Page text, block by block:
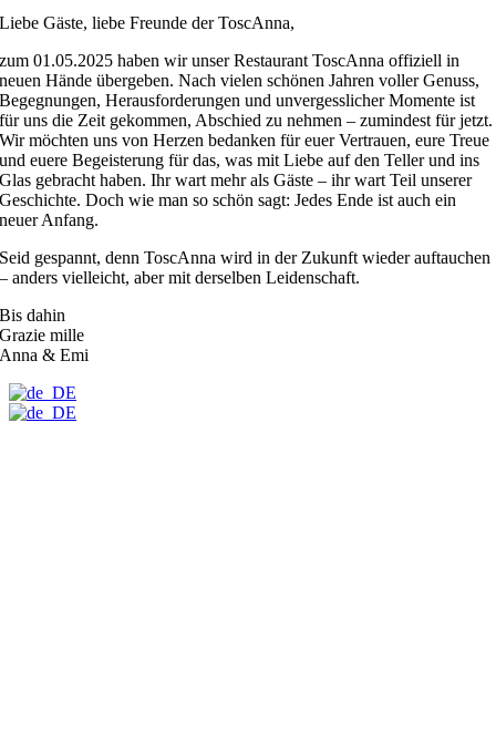
Liebe Gäste, liebe Freunde der ToscAnna,
zum 01.05.2025 haben wir unser Restaurant ToscAnna offiziell in
neuen Hände übergeben. Nach vielen schönen Jahren voller Genuss,
Begegnungen, Herausforderungen und unvergesslicher Momente ist
für uns die Zeit gekommen, Abschied zu nehmen – zumindest für jetzt.
Wir möchten uns von Herzen bedanken für euer Vertrauen, eure Treue
und euere Begeisterung für das, was mit Liebe auf den Teller und ins
Glas gebracht haben. Ihr wart mehr als Gäste – ihr wart Teil unserer
Geschichte. Doch wie man so schön sagt: Jedes Ende ist auch ein
neuer Anfang.
Seid gespannt, denn ToscAnna wird in der Zukunft wieder auftauchen
– anders vielleicht, aber mit derselben Leidenschaft.
Bis dahin
Grazie mille
Anna & Emi